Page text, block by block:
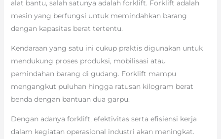
alat bantu, salah satunya adalah forklift. Forklift adalah
mesin yang berfungsi untuk memindahkan barang
dengan kapasitas berat tertentu.
Kendaraan yang satu ini cukup praktis digunakan untuk
mendukung proses produksi, mobilisasi atau
pemindahan barang di gudang. Forklift mampu
mengangkut puluhan hingga ratusan kilogram berat
benda dengan bantuan dua garpu.
Dengan adanya forklift, efektivitas serta efisiensi kerja
dalam kegiatan operasional industri akan meningkat.